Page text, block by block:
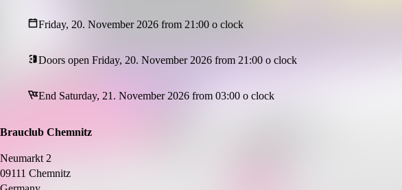
Unsere Police Officer laufen durch den Club, und ihr könnt schauen wie viel Promille ihr habt
Wir verwandeln den Club in ein waschechtes Dorfzelt!
MAINFLOOR:
90ER // 2000ER // MALLE // PARTYHITS // TEKK // DORFHITS
Friday, 20. November 2026 from 21:00 o clock
Doors open Friday, 20. November 2026 from 21:00 o clock
End Saturday, 21. November 2026 from 03:00 o clock
Brauclub Chemnitz
Neumarkt 2
09111 Chemnitz